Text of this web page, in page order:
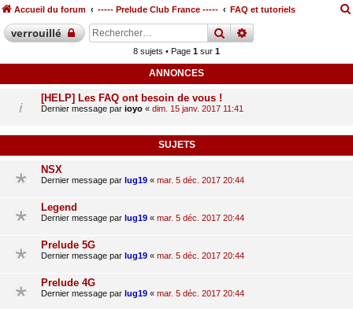
Accueil du forum ----- Prelude Club France ----- FAQ et tutoriels
verrouillé rechercher
recherche
8 sujets • Page 1 sur 1
ANNONCES
[HELP] Les FAQ ont besoin de vous !
Dernier message par ioyo « dim. 15 janv. 2017 11:41
SUJETS
NSX
Dernier message par lug19 « mar. 5 déc. 2017 20:44
Legend
Dernier message par lug19 « mar. 5 déc. 2017 20:44
Prelude 5G
Dernier message par lug19 « mar. 5 déc. 2017 20:44
Prelude 4G
Dernier message par lug19 « mar. 5 déc. 2017 20:44